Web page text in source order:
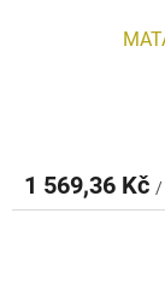
1 569,36 Kč /